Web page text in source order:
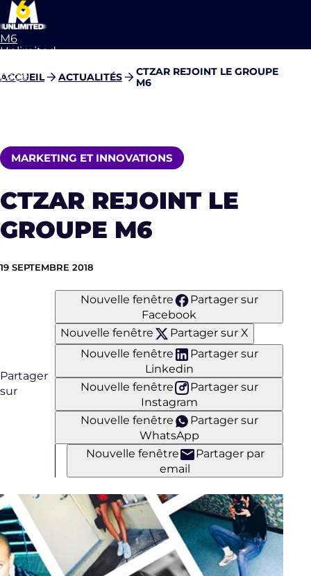
M6
Unlimited
page
ACCUEIL ACTUALITÉS
CTZAR REJOINT LE GROUPE
M6
MARKETING ET INNOVATIONS
CTZAR REJOINT LE
GROUPE M6
19 SEPTEMBRE 2018
Partager
sur
Nouvelle fenêtre
Partager sur
Facebook
Nouvelle fenêtre
Partager sur X
Nouvelle fenêtre
Partager sur
Linkedin
Nouvelle fenêtre
Partager sur
Instagram
Nouvelle fenêtre
Partager sur
WhatsApp
Nouvelle fenêtre
Partager par
email